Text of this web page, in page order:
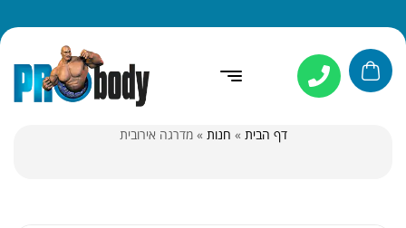
דף הבית » חנות »מדרגה אירובית